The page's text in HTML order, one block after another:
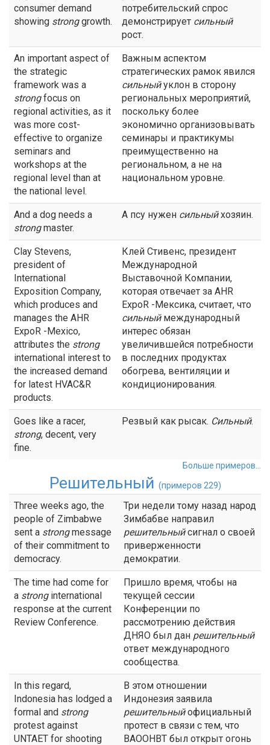
consumer demand
showing stronggrowth.
потребительский спрос
демонстрирует сильный
рост.
An important aspect of
the strategic
framework was a
strongfocus on
regional activities, as it
was more cost-
effective to organize
seminars and
workshops at the
regional level than at
the national level.
Важным аспектом
стратегических рамок явился
сильныйуклон в сторону
региональных мероприятий,
поскольку более
экономично организовывать
семинары и практикумы
преимущественно на
региональном, а не на
национальном уровне.
And a dog needs a
strongmaster.
А псу нужен сильныйхозяин.
Clay Stevens,
president of
International
Exposition Company,
which produces and
manages the AHR
ExpoR -Mexico,
attributes the strong
international interest to
the increased demand
for latest HVAC&R
products.
Клей Стивенс, президент
Международной
Выставочной Компании,
которая отвечает за AHR
ExpoR -Мексика, считает, что
сильныймеждународный
интерес обязан
увеличившейся потребности
в последних продуктах
обогрева, вентиляции и
кондиционирования.
Goes like a racer,
strong, decent, very
fine.
Резвый как рысак. Сильный.
Больше примеров...
Решительный (примеров 229)
Three weeks ago, the
people of Zimbabwe
sent a strongmessage
of their commitment to
democracy.
Три недели тому назад народ
Зимбабве направил
решительныйсигнал о своей
приверженности
демократии.
The time had come for
a stronginternational
response at the current
Review Conference.
Пришло время, чтобы на
текущей сессии
Конференции по
рассмотрению действия
ДНЯО был дан решительный
ответ международного
сообщества.
In this regard,
Indonesia has lodged a
formal and strong
protest against
UNTAET for shooting
В этом отношении
Индонезия заявила
решительныйофициальный
протест в связи с тем, что
ВАООНВТ был открыт огонь